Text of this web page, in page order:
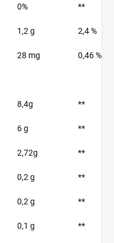
0% **
1,2 g 2,4 %
28 mg 0,46 %
8,4g **
6 g **
2,72g **
0,2 g **
0,2 g **
0,1 g **